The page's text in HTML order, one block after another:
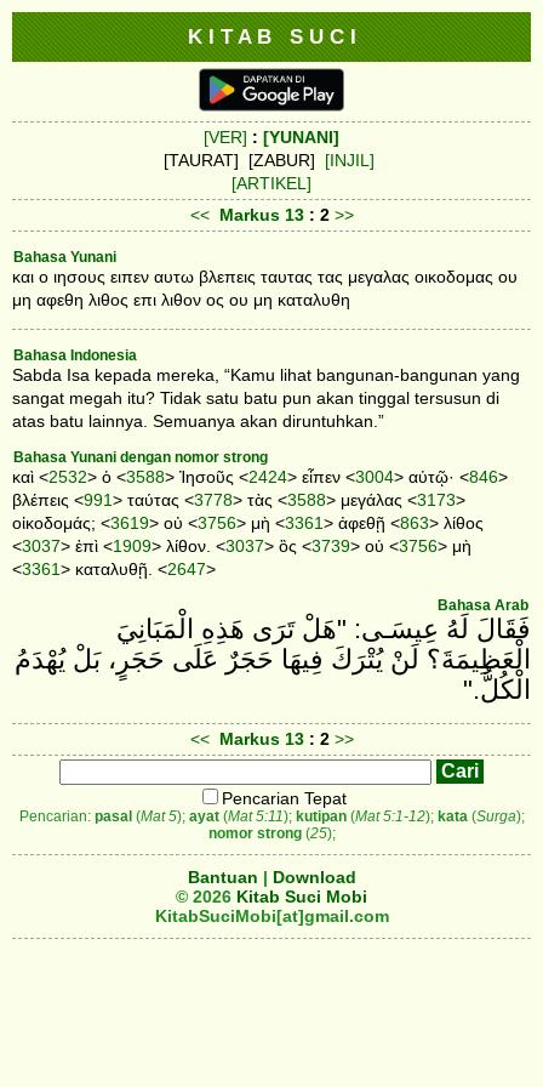
K I T A B S U C I
[VER] : [YUNANI]
[TAURAT] [ZABUR] [INJIL]
[ARTIKEL]
<< Markus 13 : 2 >>
Bahasa Yunani
και ο ιησους ειπεν αυτω βλεπεις ταυτας τας μεγαλας οικοδομας ου
μη αφεθη λιθος επι λιθον ος ου μη καταλυθη
Bahasa Indonesia
Sabda Isa kepada mereka, “Kamu lihat bangunan-bangunan yang
sangat megah itu? Tidak satu batu pun akan tinggal tersusun di
atas batu lainnya. Semuanya akan diruntuhkan.”
Bahasa Yunani dengan nomor strong
καὶ <2532> ὁ <3588> Ἰησοῦς <2424> εἶπεν <3004> αὐτῷ· <846>
βλέπεις <991> ταύτας <3778> τὰς <3588> μεγάλας <3173>
οἰκοδομάς; <3619> οὐ <3756> μὴ <3361> ἀφεθῇ <863> λίθος
<3037> ἐπὶ <1909> λίθον. <3037> ὃς <3739> οὐ <3756> μὴ
<3361> καταλυθῇ. <2647>
Bahasa Arab
فَقَالَ لَهُ عِيسَـى: "هَلْ تَرَى هَذِهِ الْمَبَانِيَ
الْعَظِيمَةَ؟ لَنْ يُتْرَكَ فِيهَا حَجَرٌ عَلَى حَجَرٍ، بَلْ يُهْدَمُ
الْكُلُّ."
<< Markus 13 : 2 >>
Pencarian Tepat
Pencarian: pasal(Mat 5); ayat(Mat 5:11); kutipan(Mat 5:1-12); kata (Surga);
nomor strong(25);
Bantuan | Download
© 2026 Kitab Suci Mobi
KitabSuciMobi[at]gmail.com